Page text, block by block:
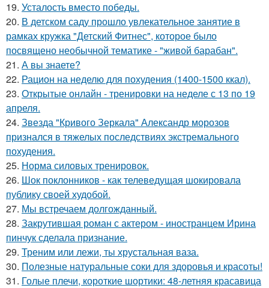
19. Усталость вместо победы.
20. В детском саду прошло увлекательное занятие в
рамках кружка "Детский Фитнес", которое было
посвящено необычной тематике - "живой барабан".
21. А вы знаете?
22. Рацион на неделю для похудения (1400-1500 ккал).
23. Открытые онлайн - тренировки на неделе с 13 по 19
апреля.
24. Звезда "Кривого Зеркала" Александр морозов
признался в тяжелых последствиях экстремального
похудения.
25. Норма силовых тренировок.
26. Шок поклонников - как телеведущая шокировала
публику своей худобой.
27. Мы встречаем долгожданный.
28. Закрутившая роман с актером - иностранцем Ирина
пинчук сделала признание.
29. Треним или лежи, ты хрустальная ваза.
30. Полезные натуральные соки для здоровья и красоты!
31. Голые плечи, короткие шортики: 48-летняя красавица